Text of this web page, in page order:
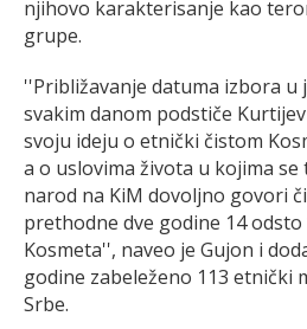
njihovo karakterisanje kao
grupe.
''Približavanje datuma izbora
svakim danom podstiče
svoju ideju o etnički čistom
a o uslovima života u kojima
narod na KiM dovoljno govori
prethodne dve godine 14
Kosmeta'', naveo je Gujon i
godine zabeleženo 113 etnički
Srbe.